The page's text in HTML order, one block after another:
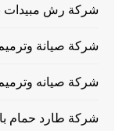
شركة رش مبيدات
شركة صيانة
شركة صيانه
شركة طارد حمام